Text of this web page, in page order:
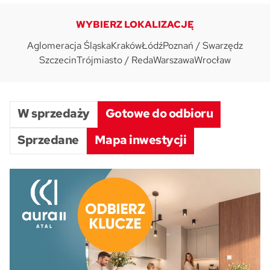
WYBIERZ LOKALIZACJĘ
Aglomeracja ŚląskaKrakówŁódźPoznań / Swarzędz
SzczecinTrójmiasto / RedaWarszawaWrocław
W sprzedaży
Gotowe do odbioru
Sprzedane
Mapa inwestycji
Skwer Witosa w Piastowie